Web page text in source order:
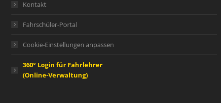
Kontakt
Fahrschüler-Portal
Cookie-Einstellungen anpassen
360° Login für Fahrlehrer
(Online-Verwaltung)